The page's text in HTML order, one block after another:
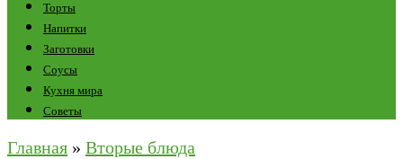
Торты
Напитки
Заготовки
Соусы
Кухня мира
Советы
Главная » Вторые блюда